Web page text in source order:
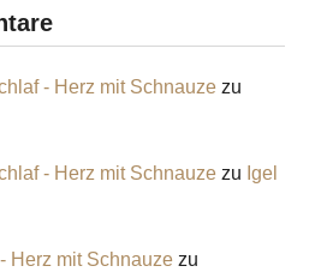
- Herz mit Schnauzezu
- Herz mit Schnauzezu Igel
Herz mit Schnauzezu